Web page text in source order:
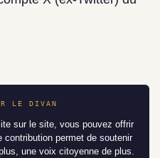
LE DIVAN
sur le site, vous pouvez offrir
contribution permet de soutenir
une voix citoyenne de plus.